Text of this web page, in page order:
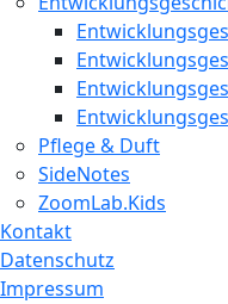
Pflege & Duft
SideNotes
ZoomLab.Kids
Kontakt
Datenschutz
Impressum